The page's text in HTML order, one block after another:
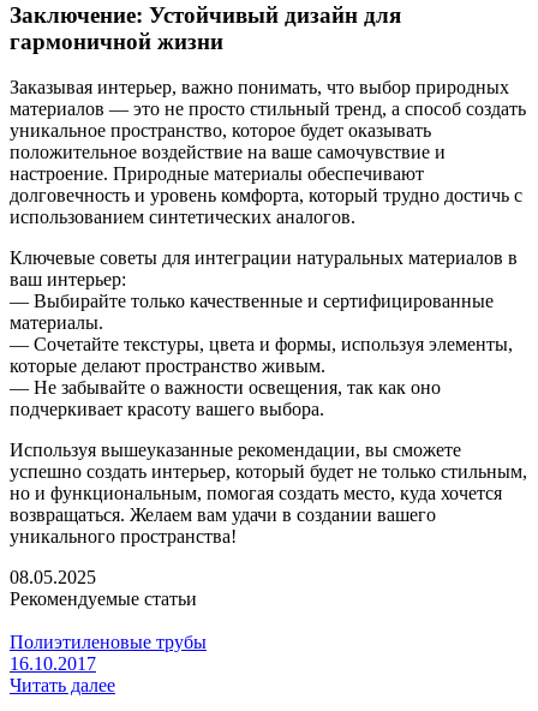
Заключение: Устойчивый дизайн для
гармоничной жизни
Заказывая интерьер, важно понимать, что выбор природных
материалов — это не просто стильный тренд, а способ создать
уникальное пространство, которое будет оказывать
положительное воздействие на ваше самочувствие и
настроение. Природные материалы обеспечивают
долговечность и уровень комфорта, который трудно достичь с
использованием синтетических аналогов.
Ключевые советы для интеграции натуральных материалов в
ваш интерьер:
— Выбирайте только качественные и сертифицированные
материалы.
— Сочетайте текстуры, цвета и формы, используя элементы,
которые делают пространство живым.
— Не забывайте о важности освещения, так как оно
подчеркивает красоту вашего выбора.
Используя вышеуказанные рекомендации, вы сможете
успешно создать интерьер, который будет не только стильным,
но и функциональным, помогая создать место, куда хочется
возвращаться. Желаем вам удачи в создании вашего
уникального пространства!
08.05.2025
Рекомендуемые статьи
Полиэтиленовые трубы
16.10.2017
Читать далее